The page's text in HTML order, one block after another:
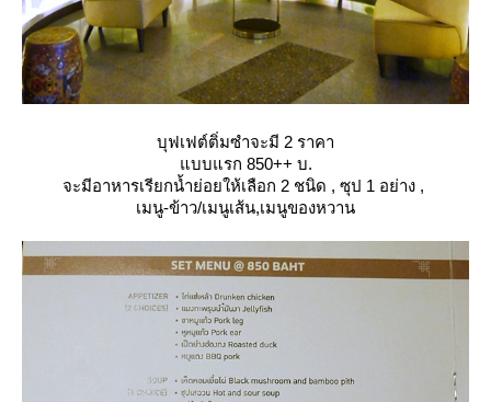
บุฟเฟต์ติ่มซำจะมี 2 ราคา
บบแรก 850++ บ.
จะมีอาหารเรียกน้ำย่อยให้เลือก 2 ชนิด , ซุป 1 อย่าง ,
เมนู-ข้าว/เมนูเส้น,เมนูของหวาน